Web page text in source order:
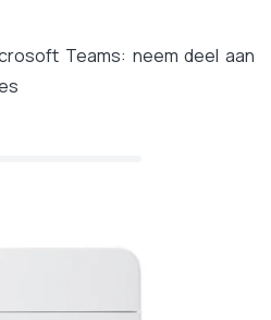
Teams: neem deel aan